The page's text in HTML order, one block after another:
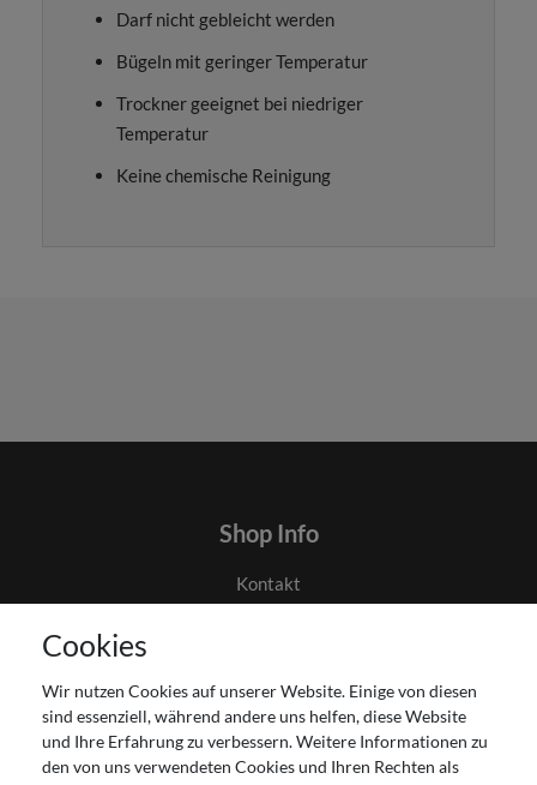
Darf nicht gebleicht werden
Bügeln mit geringer Temperatur
Trockner geeignet bei niedriger
Temperatur
Keine chemische Reinigung
Shop Info
Kontakt
Impressum
Widerrufsrecht
Zahlung und Versand
Cookies
Wir nutzen Cookies auf unserer Website. Einige von diesen
sind essenziell, während andere uns helfen, diese Website
und Ihre Erfahrung zu verbessern. Weitere Informationen zu
den von uns verwendeten Cookies und Ihren Rechten als